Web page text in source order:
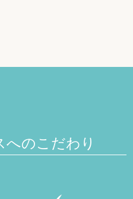
へのこだわり